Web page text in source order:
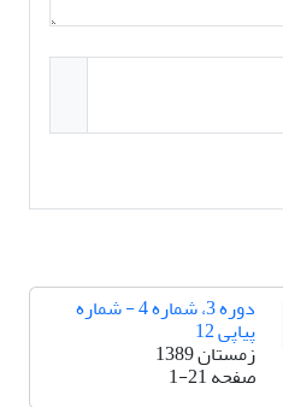
دوره 3، شماره 4 - شماره
پیاپی 12
زمستان 1389
صفحه1-21